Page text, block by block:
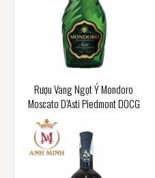
Rượu Vang Ngọt Ý Mondoro
Moscato D’Asti Piedmont DOCG